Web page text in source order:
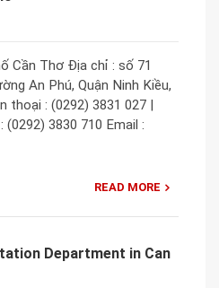
Cần Thơ Địa chỉ : số 71
An Phú, Quận Ninh Kiều,
thoại : (0292) 3831 027 |
3830 710 Email :
READ MORE
Department in Can